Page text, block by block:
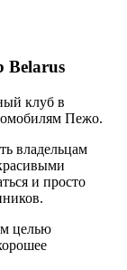
Belarus
клуб в
Пежо.
владельцам
и просто
целью